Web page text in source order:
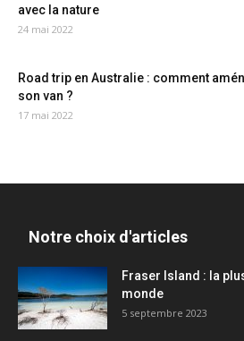
avec la nature
24 mai 2022
Road trip en Australie : comment
son van ?
17 mai 2022
Notre choix d'articles
Fraser Island : la
monde
5 septembre 2023